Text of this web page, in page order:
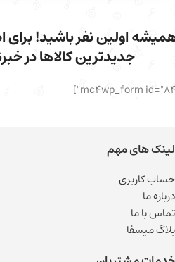
اولین نفر باشید! برای
جدیدترین کالاها در
لینک های مهم
حساب کاربری
درباره ما
تماس با ما
بلاگ میسفا